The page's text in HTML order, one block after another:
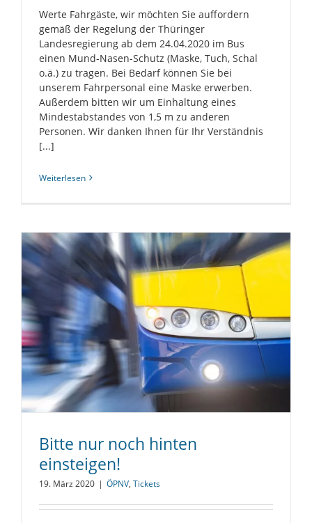
Werte Fahrgäste, wir möchten Sie auffordern
gemäß der Regelung der Thüringer
Landesregierung ab dem 24.04.2020 im Bus
einen Mund-Nasen-Schutz (Maske, Tuch, Schal
o.ä.) zu tragen. Bei Bedarf können Sie bei
unserem Fahrpersonal eine Maske erwerben.
Außerdem bitten wir um Einhaltung eines
Mindestabstandes von 1,5 m zu anderen
Personen. Wir danken Ihnen für Ihr Verständnis
[...]
Weiterlesen
Bitte nur noch hinten
einsteigen!
19. März 2020 | ÖPNV, Tickets